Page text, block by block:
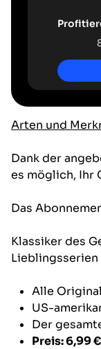
Arten und
Dank der
es möglich, Ihr
Das
Klassiker des
Alle
US-
Der
Preis: 6,99 €